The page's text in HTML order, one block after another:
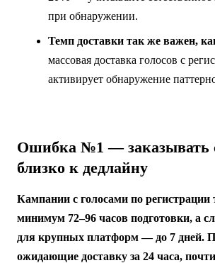
при обнаружении.
Темп доставки так же важен,
массовая доставка голосов с
активирует обнаружение
Ошибка №1 — заказывать
близко к дедлайну
Кампании с голосами по регистрации
минимум 72–96 часов подготовки, а
для крупных платформ — до 7 дней.
ожидающие доставку за 24 часа, почти